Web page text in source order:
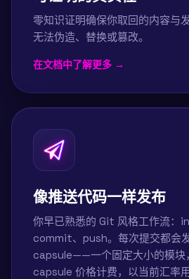
零知识证明确保你取回的内容与
无法伪造、替换或篡改。
在文档中了解更多 →
像推送代码一样发布
你早已熟悉的 Git 风格工作流：
commit、push。每次提交都会
capsule——一个固定大小的模块
capsule 价格计费，以当前汇率用